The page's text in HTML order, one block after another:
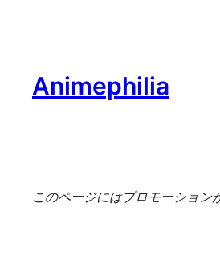
Animephilia
このページにはプロモーション